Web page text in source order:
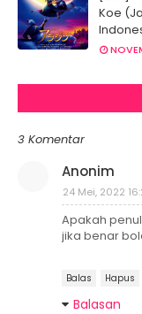
Koe
3 Komentar
Anonim
24 Mei, 2022
Apakah
jika benar
Balas Hapus
Balasan